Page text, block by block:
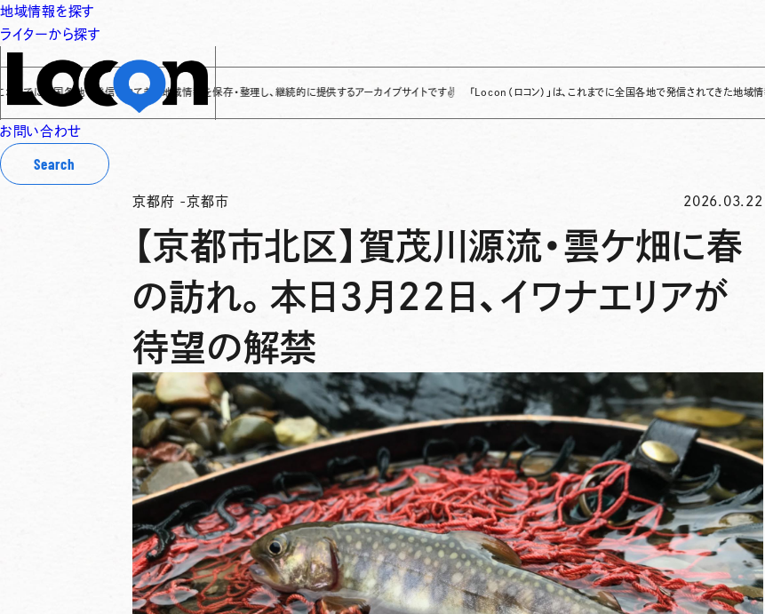
地域情報を探す
ライターから探す
お問い合わせ
Search
各地で発信されてきた地域情報を保存・整理し、継続的に提供するアーカイブサイトです✌ 「Locon（ロコン）」は、これまでに全国各地で発信されてきた地域情報を保存・
京都府 -京都市 2026.03.22
【京都市北区】賀茂川源流・雲ケ畑に春
の訪れ。本日3月22日、イワナエリアが
待望の解禁